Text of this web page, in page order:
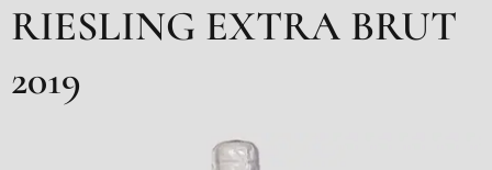
RIESLING EXTRA BRUT
2019